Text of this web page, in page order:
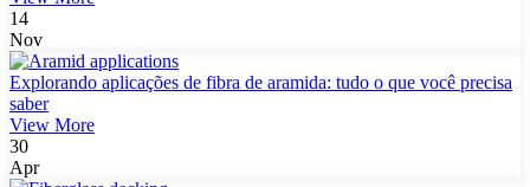
14
Nov
Explorando aplicações de fibra de aramida: tudo o que você precisa
saber
View More
30
Apr